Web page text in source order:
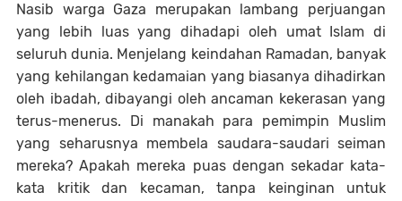
Nasib warga Gaza merupakan lambang perjuangan
yang lebih luas yang dihadapi oleh umat Islam di
seluruh dunia. Menjelang keindahan Ramadan, banyak
yang kehilangan kedamaian yang biasanya dihadirkan
oleh ibadah, dibayangi oleh ancaman kekerasan yang
terus-menerus. Di manakah para pemimpin Muslim
yang seharusnya membela saudara-saudari seiman
mereka? Apakah mereka puas dengan sekadar kata-
kata kritik dan kecaman, tanpa keinginan untuk